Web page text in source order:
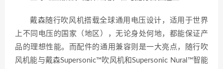
戴森随行吹风机搭载全球通用电压设计，适用于世界
上不同电压的国家（地区），无论身处何地，都能保证产
品的理想性能。而配件的通用兼容则是一大亮点，随行吹
风机能与戴森Supersonic™吹风机和Supersonic Nural™智能